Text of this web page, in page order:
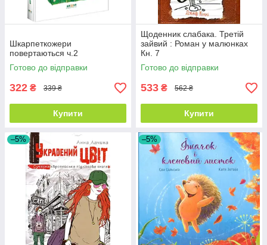
Шкарпеткожери
повертаються ч.2
Готово до відправки
322 ₴ 339 ₴
Купити
Щоденник слабака. Третій
зайвий : Роман у малюнках
Кн. 7
Готово до відправки
533 ₴ 562 ₴
Купити
–5% –5%